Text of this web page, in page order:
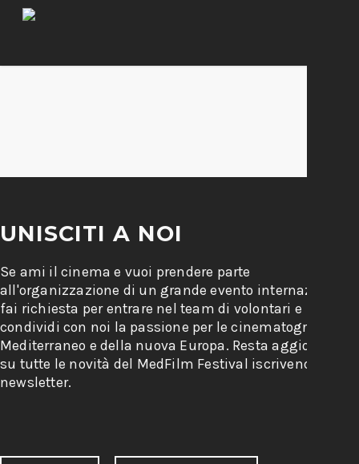
UNISCITI A NOI
Se ami il cinema e vuoi prendere parte
all'organizzazione di un grande evento internazionale,
fai richiesta per entrare nel team di volontari e
condividi con noi la passione per le cinematografie del
Mediterraneo e della nuova Europa. Resta aggiornato
su tutte le novità del MedFilm Festival iscrivendoti alla
newsletter.